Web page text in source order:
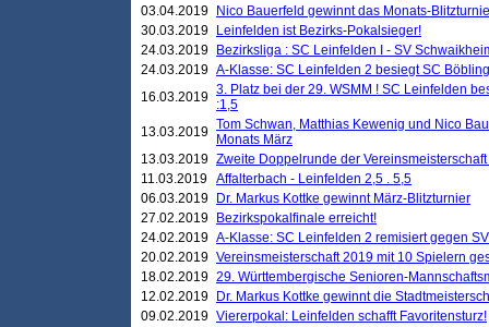
03.04.2019
Nico Bauerfeld gewinnt das Monats-
30.03.2019
Leinfelden ist Bezirks-Pokalsieger!
24.03.2019
Bezirksliga : SC Leinfelden I - SV
24.03.2019 A-Klasse: SC Leinfelden 2 besiegt SC
16.03.2019 3. Platz bei der 29. WSMM ! SC Leinfelden
:1,5
13.03.2019 Tom Schwan, Matthias Kewenig und Nico
Monats März
13.03.2019 Zweite Doppelrunde der
11.03.2019 Affalterbach - Leinfelden 2,5 . 5,5
06.03.2019
Dr. Markus Kottke gewinnt März-Blitzturnier
27.02.2019
Bezirkspokalfinale erreicht!
24.02.2019 A-Klasse: SC Leinfelden 2 remisiert gegen
20.02.2019 Vereinsmeisterschaft 2019 mit 10 Spielern
18.02.2019 29. Württembergische Senioren-
12.02.2019
Dr. Markus Kottke gewinnt die
09.02.2019 Viererpokal: Leinfelden schafft Favoritensturz!